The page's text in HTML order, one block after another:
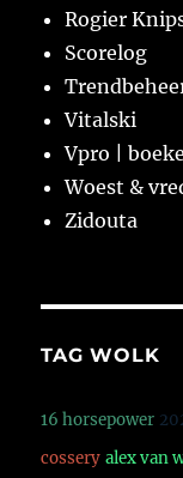
Rogier
Scorelog
Vitalski
Vpro |
Woest &
Zidouta
TAG WOLK
16 horsepower
cossery alex van